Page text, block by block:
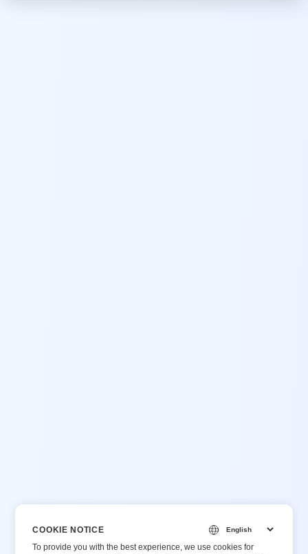
COOKIE NOTICE
To provide you with the best experience, we use cookies for